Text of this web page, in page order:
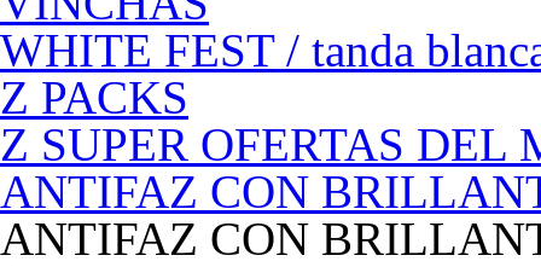
WHITE FEST / tanda
Z PACKS
Z SUPER OFERTAS DEL
ANTIFAZ CON
ANTIFAZ CON